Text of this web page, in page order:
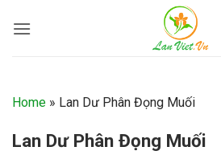
qua
Home » Lan Dư Phân Đọng Muối
Lan Dư Phân Đọng Muối